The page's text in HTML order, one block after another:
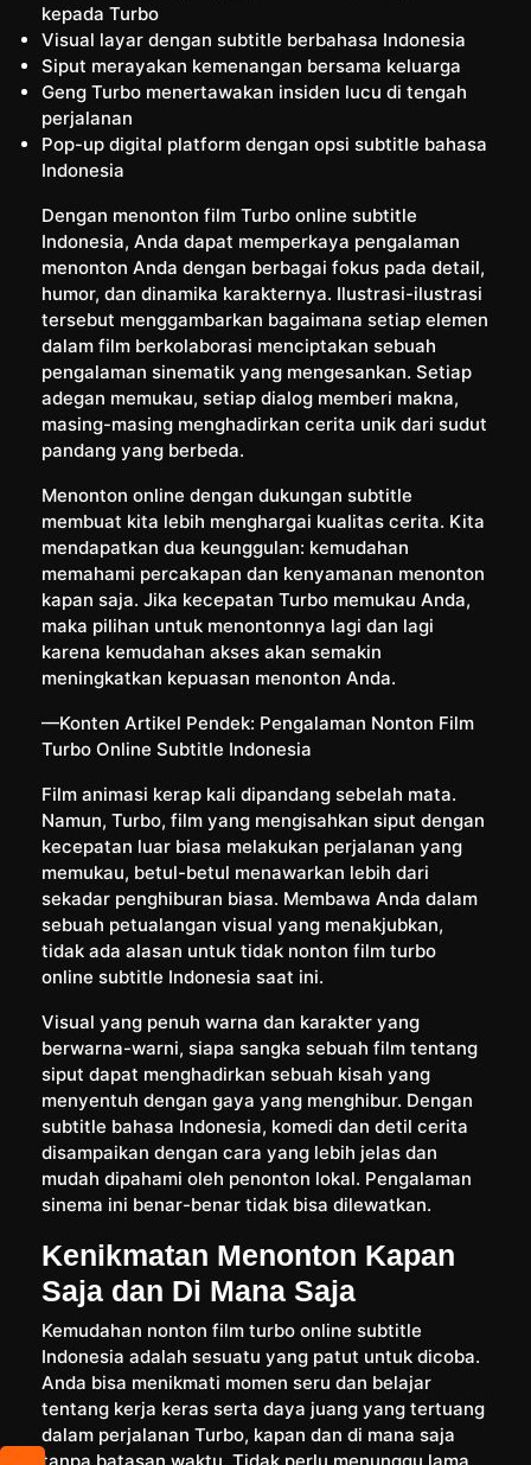
kepada Turbo
Visual layar dengan subtitle berbahasa Indonesia
Siput merayakan kemenangan bersama keluarga
Geng Turbo menertawakan insiden lucu di tengah
perjalanan
Pop-up digital platform dengan opsi subtitle bahasa
Indonesia
Dengan menonton film Turbo online subtitle
Indonesia, Anda dapat memperkaya pengalaman
menonton Anda dengan berbagai fokus pada detail,
humor, dan dinamika karakternya. Ilustrasi-ilustrasi
tersebut menggambarkan bagaimana setiap elemen
dalam film berkolaborasi menciptakan sebuah
pengalaman sinematik yang mengesankan. Setiap
adegan memukau, setiap dialog memberi makna,
masing-masing menghadirkan cerita unik dari sudut
pandang yang berbeda.
Menonton online dengan dukungan subtitle
membuat kita lebih menghargai kualitas cerita. Kita
mendapatkan dua keunggulan: kemudahan
memahami percakapan dan kenyamanan menonton
kapan saja. Jika kecepatan Turbo memukau Anda,
maka pilihan untuk menontonnya lagi dan lagi
karena kemudahan akses akan semakin
meningkatkan kepuasan menonton Anda.
—Konten Artikel Pendek: Pengalaman Nonton Film
Turbo Online Subtitle Indonesia
Film animasi kerap kali dipandang sebelah mata.
Namun, Turbo, film yang mengisahkan siput dengan
kecepatan luar biasa melakukan perjalanan yang
memukau, betul-betul menawarkan lebih dari
sekadar penghiburan biasa. Membawa Anda dalam
sebuah petualangan visual yang menakjubkan,
tidak ada alasan untuk tidak nonton film turbo
online subtitle Indonesia saat ini.
Visual yang penuh warna dan karakter yang
berwarna-warni, siapa sangka sebuah film tentang
siput dapat menghadirkan sebuah kisah yang
menyentuh dengan gaya yang menghibur. Dengan
subtitle bahasa Indonesia, komedi dan detil cerita
disampaikan dengan cara yang lebih jelas dan
mudah dipahami oleh penonton lokal. Pengalaman
sinema ini benar-benar tidak bisa dilewatkan.
Kenikmatan Menonton Kapan
Saja dan Di Mana Saja
Kemudahan nonton film turbo online subtitle
Indonesia adalah sesuatu yang patut untuk dicoba.
Anda bisa menikmati momen seru dan belajar
tentang kerja keras serta daya juang yang tertuang
dalam perjalanan Turbo, kapan dan di mana saja
tanpa batasan waktu. Tidak perlu menunggu lama